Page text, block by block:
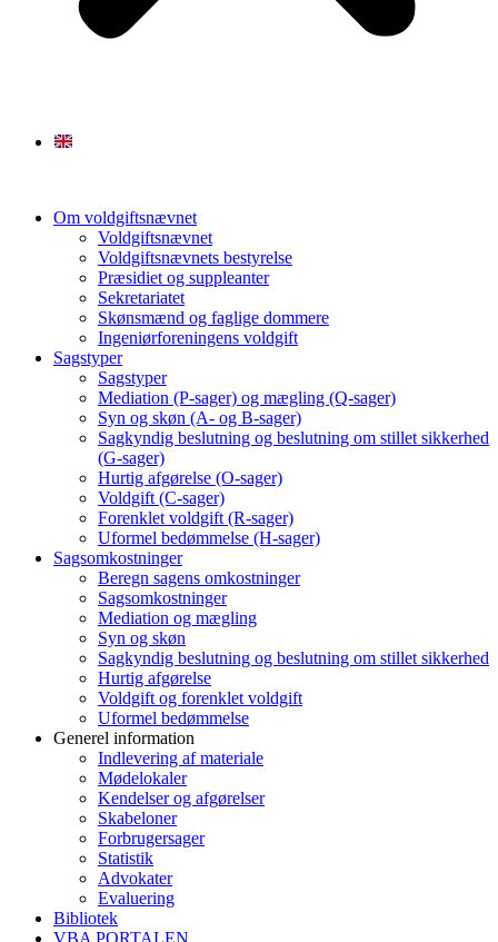
Om voldgiftsnævnet
Voldgiftsnævnet
Voldgiftsnævnets bestyrelse
Præsidiet og suppleanter
Sekretariatet
Skønsmænd og faglige dommere
Ingeniørforeningens voldgift
Sagstyper
Sagstyper
Mediation (P-sager) og mægling (Q-sager)
Syn og skøn (A- og B-sager)
Sagkyndig beslutning og beslutning om stillet sikkerhed
(G-sager)
Hurtig afgørelse (O-sager)
Voldgift (C-sager)
Forenklet voldgift (R-sager)
Uformel bedømmelse (H-sager)
Sagsomkostninger
Beregn sagens omkostninger
Sagsomkostninger
Mediation og mægling
Syn og skøn
Sagkyndig beslutning og beslutning om stillet sikkerhed
Hurtig afgørelse
Voldgift og forenklet voldgift
Uformel bedømmelse
Generel information
Indlevering af materiale
Mødelokaler
Kendelser og afgørelser
Skabeloner
Forbrugersager
Statistik
Advokater
Evaluering
Bibliotek
VBA PORTALEN